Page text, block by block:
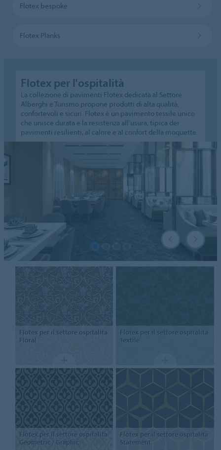
Flotex bespoke
Flotex Planks
Flotex per l'ospitalità
La collezione di pavimenti Flotex dedicata al Settore
Alberghi e Turismo propone prodotti di alta qualità,
confortevoli e sicuri. Flotex è un pavimento tessile unico
che unisce durata e la resistenza all’usura, tipica dei
pavimenti resilienti, al calore e al confort della moquette.
Flotex per il settore ospitalità
Floral
Flotex per il settore ospitalità
Textile
Flotex per il settore ospitalità
Geometric / Graphic
Flotex per il settore ospitalità
Statement